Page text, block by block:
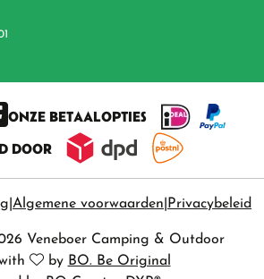
ONZE BETAALOPTIES
DOOR
Algemene voorwaarden Privacybeleid
Veneboer Camping & Outdoor
by BO. Be Original